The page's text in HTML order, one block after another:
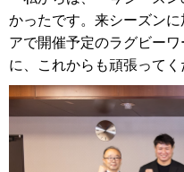
かったです。来シーズン
アで開催予定のラグビー
に、これからも頑張ってく